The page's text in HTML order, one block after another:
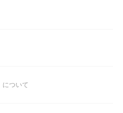
について